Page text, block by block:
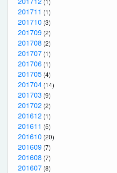
201711 (1)
201710 (3)
201709 (2)
201708 (2)
201707 (1)
201706 (1)
201705 (4)
201704 (14)
201703 (9)
201702 (2)
201612 (1)
201611 (5)
201610 (20)
201609 (7)
201608 (7)
201607 (8)